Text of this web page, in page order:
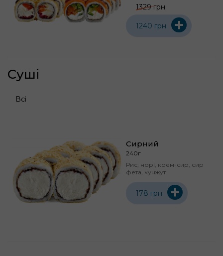
1329 грн
1240 грн +
Суші
Всі
Сирний
240г
Рис, норі, крем-сир, сир
фета, кунжут
178 грн +